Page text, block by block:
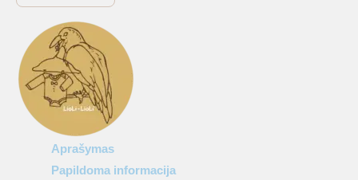
kūdikiui
„Auksinis
zuikis
2“
Aprašymas
Papildoma informacija